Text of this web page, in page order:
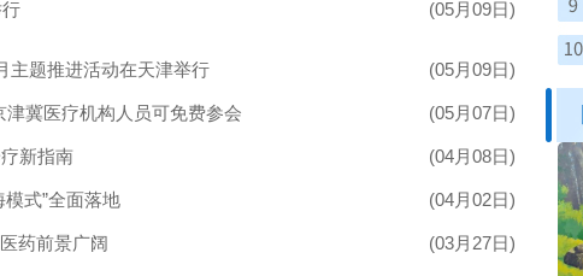
(05月09日)
主题推进活动在天津举行 (05月09日)
冀医疗机构人员可免费参会 (05月07日)
新指南 (04月08日)
式”全面落地 (04月02日)
药前景广阔 (03月27日)